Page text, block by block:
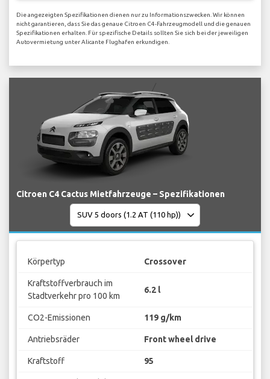
Die angezeigten Spezifikationen dienen nur zu Informationszwecken. Wir können
nicht garantieren, dass Sie das genaue Citroen C4-Fahrzeugmodell und die genauen
Spezifikationen erhalten. Für spezifische Details sollten Sie sich bei der jeweiligen
Autovermietung unter Alicante Flughafen erkundigen.
Citroen C4 Cactus Mietfahrzeuge – Spezifikationen
Körpertyp Crossover
Kraftstoffverbrauch im
Stadtverkehr pro 100 km
6.2 l
CO2-Emissionen 119 g/km
Antriebsräder Front wheel drive
Kraftstoff 95